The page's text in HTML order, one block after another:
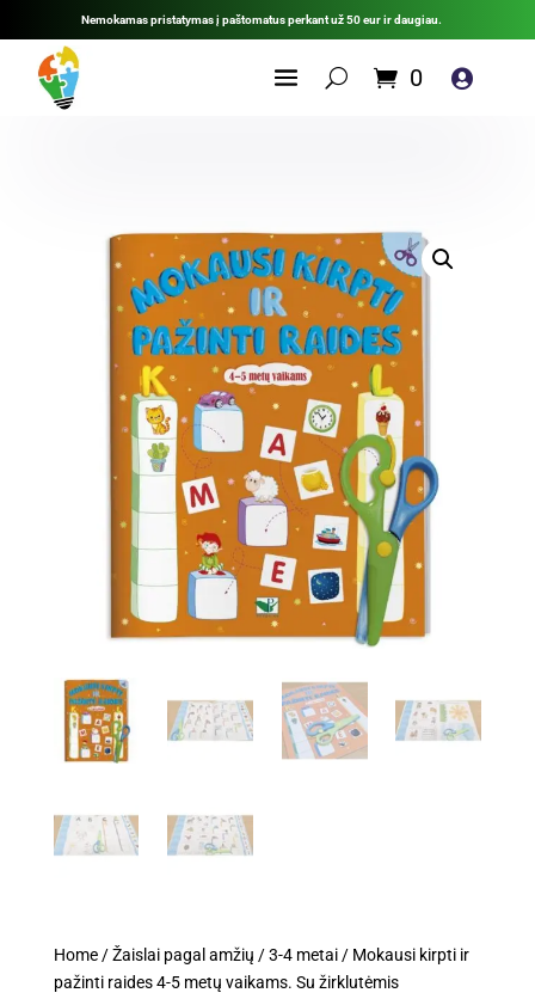
Nemokamas pristatymas į paštomatus perkant už 50 eur ir daugiau.
0 
Home/Žaislai pagal amžių /3-4 metai/ Mokausi kirpti ir
pažinti raides 4-5 metų vaikams. Su žirklutėmis